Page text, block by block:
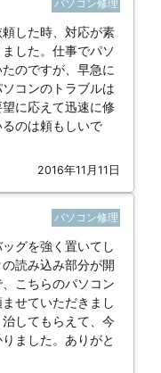
パソコン修理
した時、対応が素
した。仕事でパソ
のですが、早急に
コンのトラブルは
に応えて迅速に修
のは頼もしいで
2016年11月11日
パソコン修理
グを強く置いてし
読み込み部分が開
こちらのパソコン
せていただきまし
してもらえて、今
ました。ありがと